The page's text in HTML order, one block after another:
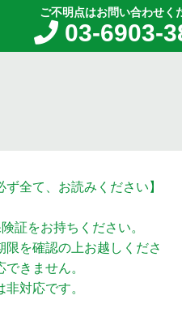
ご不明点はお問い合わせく
03-6903-
ず全て、お読みください】
証をお持ちください。
を確認の上お越しくださ
きません。
対応です。